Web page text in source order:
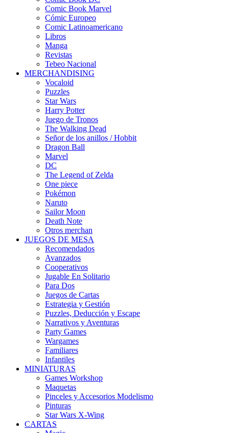
Comic Book Marvel
Cómic Europeo
Comic Latinoamericano
Libros
Manga
Revistas
Tebeo Nacional
MERCHANDISING
Vocaloid
Puzzles
Star Wars
Harry Potter
Juego de Tronos
The Walking Dead
Señor de los anillos / Hobbit
Dragon Ball
Marvel
DC
The Legend of Zelda
One piece
Pokémon
Naruto
Sailor Moon
Death Note
Otros merchan
JUEGOS DE MESA
Recomendados
Avanzados
Cooperativos
Jugable En Solitario
Para Dos
Juegos de Cartas
Estrategia y Gestión
Puzzles, Deducción y Escape
Narrativos y Aventuras
Party Games
Wargames
Familiares
Infantiles
MINIATURAS
Games Workshop
Maquetas
Pinceles y Accesorios Modelismo
Pinturas
Star Wars X-Wing
CARTAS